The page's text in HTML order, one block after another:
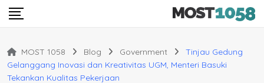
Skip
MOST 1058 Blog Government
Tinjau Gedung
Gelanggang Inovasi dan Kreativitas UGM, Menteri Basuki
Tekankan Kualitas Pekerjaan